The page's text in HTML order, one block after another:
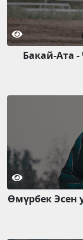
Бакай-Ата
Өмүрбек Эсен